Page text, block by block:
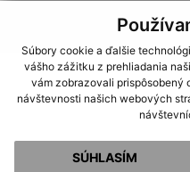
Súbory cookie a ďalšie
vášho zážitku z prehliadania
vám zobrazovali prispôsobený
návštevnosti našich webových
SÚHLASÍM